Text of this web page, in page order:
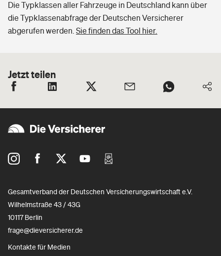
Die Typklassen aller Fahrzeuge in Deutschland kann über
die Typklassenabfrage der Deutschen Versicherer
abgerufen werden. Sie finden das Tool hier.
Jetzt teilen
Gesamtverband der Deutschen Versicherungswirtschaft e.V.
Wilhelmstraße 43 / 43G
10117 Berlin
frage@dieversicherer.de
Kontakte für Medien